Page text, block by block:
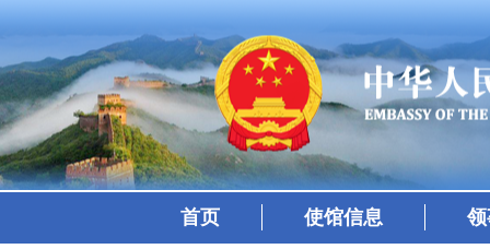
首页 使馆信息